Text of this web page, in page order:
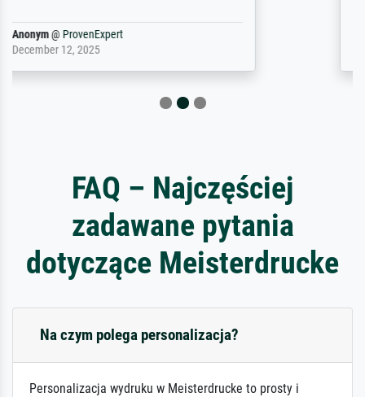
Reinhold,@
April 22, 2026
FAQ – Najczęściej
zadawane pytania
dotyczące Meisterdrucke
Na czym polega personalizacja?
Personalizacja wydruku w Meisterdrucke to prosty i